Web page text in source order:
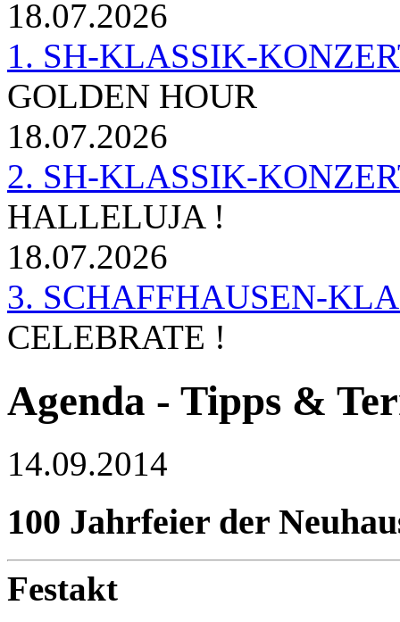
18.07.2026
1. SH-KLASSIK-
GOLDEN HOUR
18.07.2026
2. SH-KLASSIK-
HALLELUJA !
18.07.2026
3. SCHAFFHAUSEN-
CELEBRATE !
Agenda - Tipps &
14.09.2014
100 Jahrfeier der
Festakt